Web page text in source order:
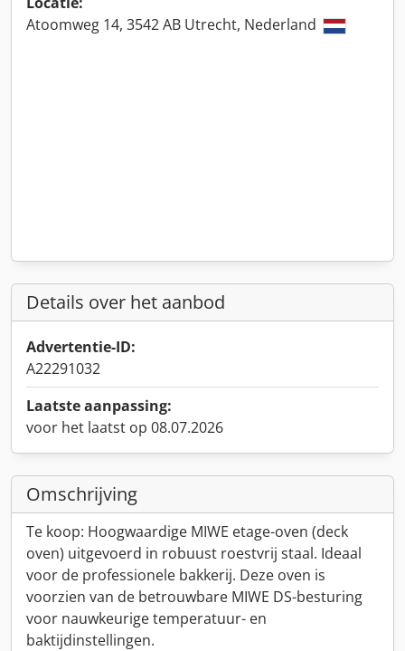
Atoomweg 14, 3542 AB Utrecht, Nederland
Details over het aanbod
Advertentie-ID:
A22291032
Laatste aanpassing:
voor het laatst op 08.07.2026
Omschrijving
Te koop: Hoogwaardige MIWE etage-oven (deck
oven) uitgevoerd in robuust roestvrij staal. Ideaal
voor de professionele bakkerij. Deze oven is
voorzien van de betrouwbare MIWE DS-besturing
voor nauwkeurige temperatuur- en
baktijdinstellingen.